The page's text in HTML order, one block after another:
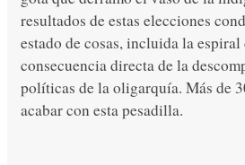
resultados de estas elecciones
estado de cosas, incluida la
consecuencia directa de la
políticas de la oligarquía. Más de
acabar con esta pesadilla.